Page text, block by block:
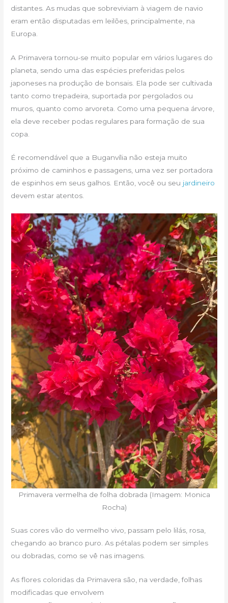
distantes. As mudas que sobreviviam à viagem de navio
eram então disputadas em leilões, principalmente, na
Europa.
A Primavera tornou-se muito popular em vários lugares do
planeta, sendo uma das espécies preferidas pelos
japoneses na produção de bonsais. Ela pode ser cultivada
tanto como trepadeira, suportada por pergolados ou
muros, quanto como arvoreta. Como uma pequena árvore,
ela deve receber podas regulares para formação de sua
copa.
É recomendável que a Buganvília não esteja muito
próximo de caminhos e passagens, uma vez ser portadora
de espinhos em seus galhos. Então, você ou seu jardineiro
devem estar atentos.
Primavera vermelha de folha dobrada (Imagem: Monica
Rocha)
Suas cores vão do vermelho vivo, passam pelo lilás, rosa,
chegando ao branco puro. As pétalas podem ser simples
ou dobradas, como se vê nas imagens.
As flores coloridas da Primavera são, na verdade, folhas
modificadas que envolvem